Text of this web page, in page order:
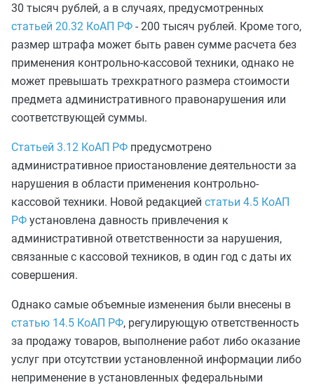
30 тысяч рублей, а в случаях, предусмотренных
статьей 20.32 КоАП РФ - 200 тысяч рублей. Кроме того,
размер штрафа может быть равен сумме расчета без
применения контрольно-кассовой техники, однако не
может превышать трехкратного размера стоимости
предмета административного правонарушения или
соответствующей суммы.
Статьей 3.12 КоАП РФ предусмотрено
административное приостановление деятельности за
нарушения в области применения контрольно-
кассовой техники. Новой редакцией статьи 4.5 КоАП
РФ установлена давность привлечения к
административной ответственности за нарушения,
связанные с кассовой техников, в один год с даты их
совершения.
Однако самые объемные изменения были внесены в
статью 14.5 КоАП РФ, регулирующую ответственность
за продажу товаров, выполнение работ либо оказание
услуг при отсутствии установленной информации либо
неприменение в установленных федеральными